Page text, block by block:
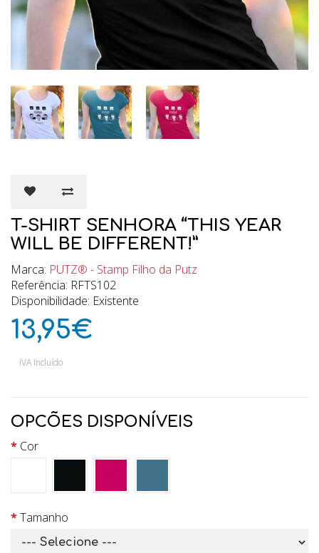
T-SHIRT SENHORA “THIS YEAR
WILL BE DIFFERENT!”
Marca: PUTZ® - Stamp Filho da Putz
Referência: RFTS102
Disponibilidade: Existente
13,95€
IVA Incluído
OPCÕES DISPONÍVEIS
Cor
Tamanho